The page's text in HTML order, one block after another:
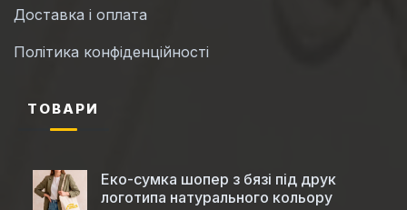
Доставка і оплата
Політика конфіденційності
ТОВАРИ
Еко-сумка шопер з бязі під друк
логотипа натурального кольору